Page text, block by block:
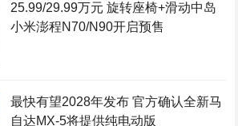
25.99/29.99万元 旋转座椅+滑动中岛
小米澎程N70/N90开启预售
最快有望2028年发布 官方确认全新马
自达MX-5将提供纯电动版